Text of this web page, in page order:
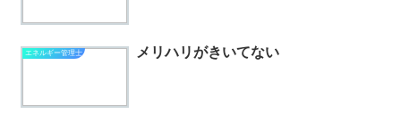
エネルギー管理士 メリハリがきいてない